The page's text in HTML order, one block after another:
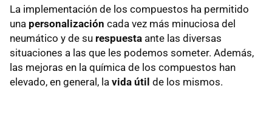
La implementación de los compuestos ha permitido
una personalización cada vez más minuciosa del
neumático y de su respuesta ante las diversas
situaciones a las que les podemos someter. Además,
las mejoras en la química de los compuestos han
elevado, en general, la vida útil de los mismos.